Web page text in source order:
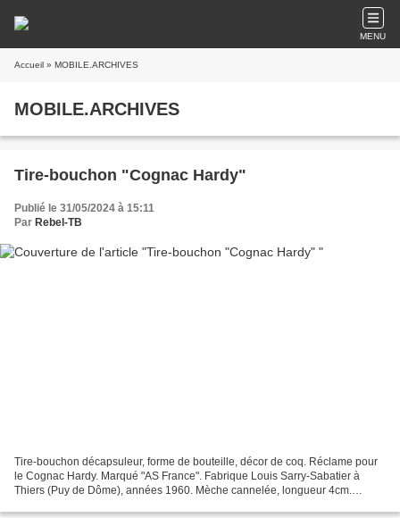
MENU
Accueil » MOBILE.ARCHIVES
MOBILE.ARCHIVES
Tire-bouchon "Cognac Hardy"
Publié le 31/05/2024 à 15:11
Par Rebel-TB
Tire-bouchon décapsuleur, forme de bouteille, décor de coq. Réclame pour
le Cognac Hardy. Marqué "AS France". Fabrique Louis Sarry-Sabatier à
Thiers (Puy de Dôme), années 1960. Mèche cannelée, longueur 4cm.